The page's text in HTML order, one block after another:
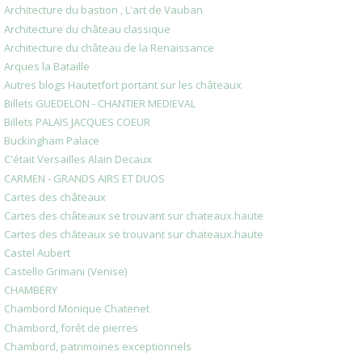
Architecture du bastion , L'art de Vauban
Architecture du château classique
Architecture du château de la Renaissance
Arques la Bataille
Autres blogs Hautetfort portant sur les châteaux
Billets GUEDELON - CHANTIER MEDIEVAL
Billets PALAIS JACQUES COEUR
Buckingham Palace
C'était Versailles Alain Decaux
CARMEN - GRANDS AIRS ET DUOS
Cartes des châteaux
Cartes des châteaux se trouvant sur chateaux.haute
Cartes des châteaux se trouvant sur chateaux.haute
Castel Aubert
Castello Grimani (Venise)
CHAMBERY
Chambord Monique Chatenet
Chambord, forêt de pierres
Chambord, patrimoines exceptionnels